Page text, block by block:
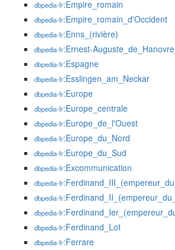
dbpedia-fr:Empire_romain
dbpedia-fr:Empire_romain_d'Occident
dbpedia-fr:Enns_(rivière)
dbpedia-fr:Ernest-
dbpedia-fr:Espagne
dbpedia-fr:Esslingen_am_Neckar
dbpedia-fr:Europe
dbpedia-fr:Europe_centrale
dbpedia-fr:Europe_de_l'Ouest
dbpedia-fr:Europe_du_Nord
dbpedia-fr:Europe_du_Sud
dbpedia-fr:Excommunication
dbpedia-fr
dbpedia-fr
dbpedia-fr
dbpedia-fr:Ferdinand_Lot
dbpedia-fr:Ferrare